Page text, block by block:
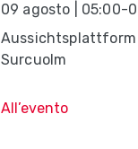
09 agosto | 05:00-
Aussichtsplattform
Surcuolm
All’evento